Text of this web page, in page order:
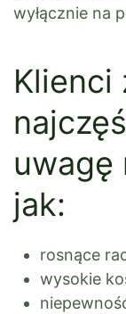
wyłącznie na
Klienci
uwagę
jak:
rosnące
wysokie